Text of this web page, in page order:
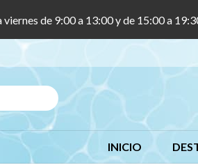
viernes de 9:00 a 13:00 y de 15:00 a
INICIO